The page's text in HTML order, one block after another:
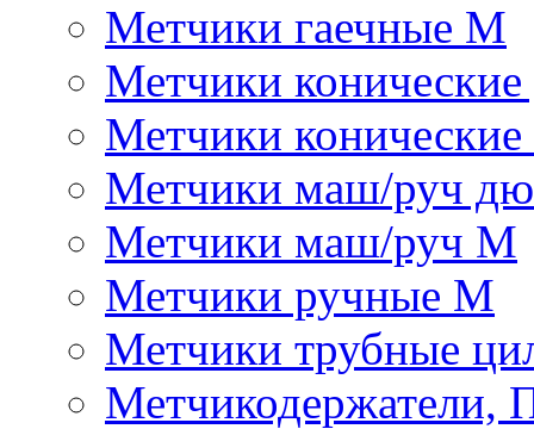
Метчики гаечные М
Метчики
Метчики
Метчики маш/руч
Метчики маш/руч М
Метчики ручные М
Метчики трубные
Метчикодержатели,